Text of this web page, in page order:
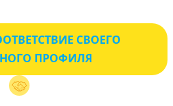
СВОЕГО
ПРОФИЛЯ